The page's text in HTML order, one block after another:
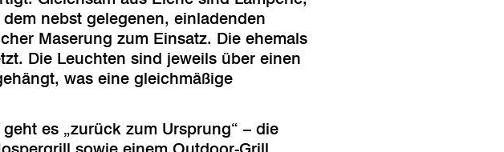
nebst gelegenen, einladenden
Maserung zum Einsatz. Die ehemals
Die Leuchten sind jeweils über einen
was eine gleichmäßige
es „zurück zum Ursprung“ – die